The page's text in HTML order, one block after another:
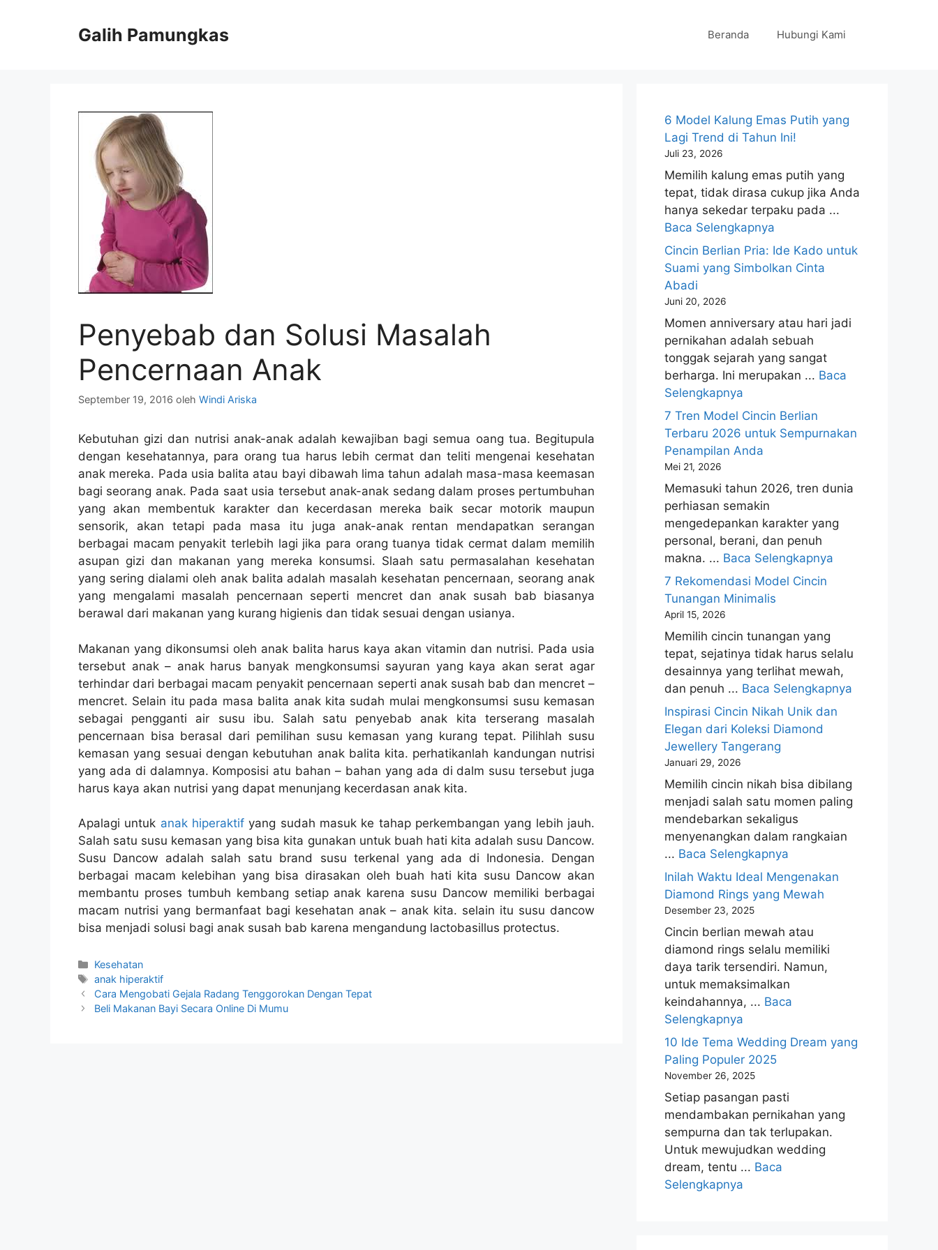
Galih Pamungkas Beranda Hubungi Kami
Penyebab dan Solusi Masalah
Pencernaan Anak
September 19, 2016 oleh Windi Ariska
Kebutuhan gizi dan nutrisi anak-anak adalah kewajiban bagi semua oang tua. Begitupula
dengan kesehatannya, para orang tua harus lebih cermat dan teliti mengenai kesehatan
anak mereka. Pada usia balita atau bayi dibawah lima tahun adalah masa-masa keemasan
bagi seorang anak. Pada saat usia tersebut anak-anak sedang dalam proses pertumbuhan
yang akan membentuk karakter dan kecerdasan mereka baik secar motorik maupun
sensorik, akan tetapi pada masa itu juga anak-anak rentan mendapatkan serangan
berbagai macam penyakit terlebih lagi jika para orang tuanya tidak cermat dalam memilih
asupan gizi dan makanan yang mereka konsumsi. Slaah satu permasalahan kesehatan
yang sering dialami oleh anak balita adalah masalah kesehatan pencernaan, seorang anak
yang mengalami masalah pencernaan seperti mencret dan anak susah bab biasanya
berawal dari makanan yang kurang higienis dan tidak sesuai dengan usianya.
Makanan yang dikonsumsi oleh anak balita harus kaya akan vitamin dan nutrisi. Pada usia
tersebut anak – anak harus banyak mengkonsumsi sayuran yang kaya akan serat agar
terhindar dari berbagai macam penyakit pencernaan seperti anak susah bab dan mencret –
mencret. Selain itu pada masa balita anak kita sudah mulai mengkonsumsi susu kemasan
sebagai pengganti air susu ibu. Salah satu penyebab anak kita terserang masalah
pencernaan bisa berasal dari pemilihan susu kemasan yang kurang tepat. Pilihlah susu
kemasan yang sesuai dengan kebutuhan anak balita kita. perhatikanlah kandungan nutrisi
yang ada di dalamnya. Komposisi atu bahan – bahan yang ada di dalm susu tersebut juga
harus kaya akan nutrisi yang dapat menunjang kecerdasan anak kita.
Apalagi untuk anak hiperaktif yang sudah masuk ke tahap perkembangan yang lebih jauh.
Salah satu susu kemasan yang bisa kita gunakan untuk buah hati kita adalah susu Dancow.
Susu Dancow adalah salah satu brand susu terkenal yang ada di Indonesia. Dengan
berbagai macam kelebihan yang bisa dirasakan oleh buah hati kita susu Dancow akan
membantu proses tumbuh kembang setiap anak karena susu Dancow memiliki berbagai
macam nutrisi yang bermanfaat bagi kesehatan anak – anak kita. selain itu susu dancow
bisa menjadi solusi bagi anak susah bab karena mengandung lactobasillus protectus.
Kategori
Kesehatan
Tag
anak hiperaktif
Cara Mengobati Gejala Radang Tenggorokan Dengan Tepat
Beli Makanan Bayi Secara Online Di Mumu
6 Model Kalung Emas Putih yang
Lagi Trend di Tahun Ini!
Juli 23, 2026
Memilih kalung emas putih yang
tepat, tidak dirasa cukup jika Anda
hanya sekedar terpaku pada ...
Baca Selengkapnya
Cincin Berlian Pria: Ide Kado untuk
Suami yang Simbolkan Cinta
Abadi
Juni 20, 2026
Momen anniversary atau hari jadi
pernikahan adalah sebuah
tonggak sejarah yang sangat
berharga. Ini merupakan ... Baca
Selengkapnya
7 Tren Model Cincin Berlian
Terbaru 2026 untuk Sempurnakan
Penampilan Anda
Mei 21, 2026
Memasuki tahun 2026, tren dunia
perhiasan semakin
mengedepankan karakter yang
personal, berani, dan penuh
makna. ... Baca Selengkapnya
7 Rekomendasi Model Cincin
Tunangan Minimalis
April 15, 2026
Memilih cincin tunangan yang
tepat, sejatinya tidak harus selalu
desainnya yang terlihat mewah,
dan penuh ... Baca Selengkapnya
Inspirasi Cincin Nikah Unik dan
Elegan dari Koleksi Diamond
Jewellery Tangerang
Januari 29, 2026
Memilih cincin nikah bisa dibilang
menjadi salah satu momen paling
mendebarkan sekaligus
menyenangkan dalam rangkaian
... Baca Selengkapnya
Inilah Waktu Ideal Mengenakan
Diamond Rings yang Mewah
Desember 23, 2025
Cincin berlian mewah atau
diamond rings selalu memiliki
daya tarik tersendiri. Namun,
untuk memaksimalkan
keindahannya, ... Baca
Selengkapnya
10 Ide Tema Wedding Dream yang
Paling Populer 2025
November 26, 2025
Setiap pasangan pasti
mendambakan pernikahan yang
sempurna dan tak terlupakan.
Untuk mewujudkan wedding
dream, tentu ... Baca
Selengkapnya